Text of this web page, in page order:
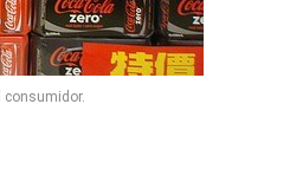
consumidor.